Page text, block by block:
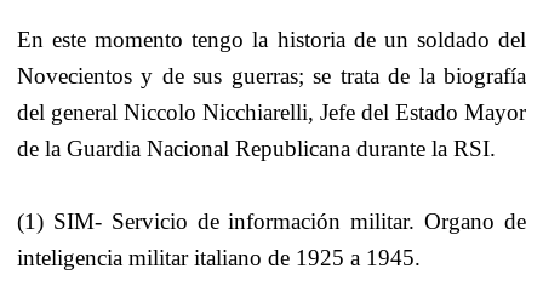
En este momento tengo la historia de un soldado del
Novecientos y de sus guerras; se trata de la biografía
del general Niccolo Nicchiarelli, Jefe del Estado Mayor
de la Guardia Nacional Republicana durante la RSI.
(1) SIM- Servicio de información militar. Organo de
inteligencia militar italiano de 1925 a 1945.